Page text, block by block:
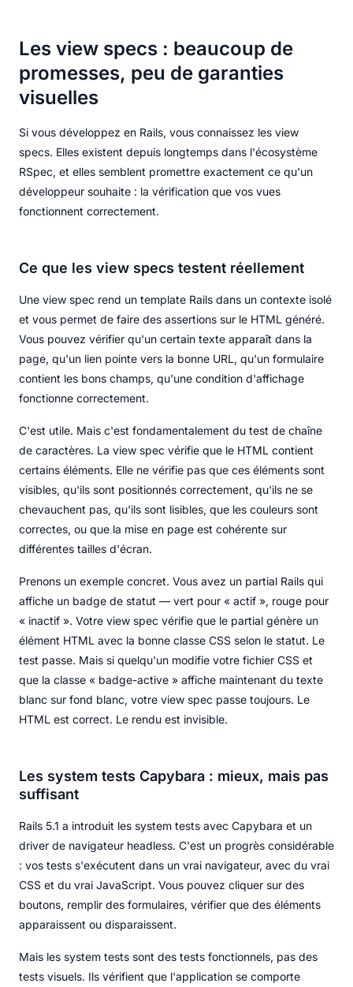
Les view specs : beaucoup de
promesses, peu de garanties
visuelles
Si vous développez en Rails, vous connaissez les view
specs. Elles existent depuis longtemps dans l'écosystème
RSpec, et elles semblent promettre exactement ce qu'un
développeur souhaite : la vérification que vos vues
fonctionnent correctement.
Ce que les view specs testent réellement
Une view spec rend un template Rails dans un contexte isolé
et vous permet de faire des assertions sur le HTML généré.
Vous pouvez vérifier qu'un certain texte apparaît dans la
page, qu'un lien pointe vers la bonne URL, qu'un formulaire
contient les bons champs, qu'une condition d'affichage
fonctionne correctement.
C'est utile. Mais c'est fondamentalement du test de chaîne
de caractères. La view spec vérifie que le HTML contient
certains éléments. Elle ne vérifie pas que ces éléments sont
visibles, qu'ils sont positionnés correctement, qu'ils ne se
chevauchent pas, qu'ils sont lisibles, que les couleurs sont
correctes, ou que la mise en page est cohérente sur
différentes tailles d'écran.
Prenons un exemple concret. Vous avez un partial Rails qui
affiche un badge de statut — vert pour « actif », rouge pour
« inactif ». Votre view spec vérifie que le partial génère un
élément HTML avec la bonne classe CSS selon le statut. Le
test passe. Mais si quelqu'un modifie votre fichier CSS et
que la classe « badge-active » affiche maintenant du texte
blanc sur fond blanc, votre view spec passe toujours. Le
HTML est correct. Le rendu est invisible.
Les system tests Capybara : mieux, mais pas
suffisant
Rails 5.1 a introduit les system tests avec Capybara et un
driver de navigateur headless. C'est un progrès considérable
: vos tests s'exécutent dans un vrai navigateur, avec du vrai
CSS et du vrai JavaScript. Vous pouvez cliquer sur des
boutons, remplir des formulaires, vérifier que des éléments
apparaissent ou disparaissent.
Mais les system tests sont des tests fonctionnels, pas des
tests visuels. Ils vérifient que l'application se comporte